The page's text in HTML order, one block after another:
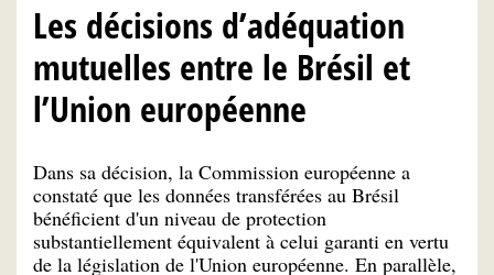
Les décisions d’adéquation
mutuelles entre le Brésil et
l’Union européenne
Dans sa décision, la Commission européenne a
constaté que les données transférées au Brésil
bénéficient d'un niveau de protection
substantiellement équivalent à celui garanti en vertu
de la législation de l'Union européenne. En parallèle,